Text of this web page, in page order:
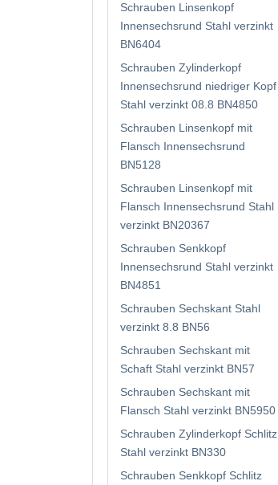
Schrauben Linsenkopf
Innensechsrund Stahl verzinkt
BN6404
Schrauben Zylinderkopf
Innensechsrund niedriger Kopf
Stahl verzinkt 08.8 BN4850
Schrauben Linsenkopf mit
Flansch Innensechsrund
BN5128
Schrauben Linsenkopf mit
Flansch Innensechsrund Stahl
verzinkt BN20367
Schrauben Senkkopf
Innensechsrund Stahl verzinkt
BN4851
Schrauben Sechskant Stahl
verzinkt 8.8 BN56
Schrauben Sechskant mit
Schaft Stahl verzinkt BN57
Schrauben Sechskant mit
Flansch Stahl verzinkt BN5950
Schrauben Zylinderkopf Schlitz
Stahl verzinkt BN330
Schrauben Senkkopf Schlitz